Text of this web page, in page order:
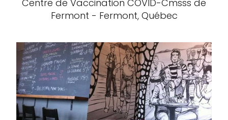
Centre de Vaccination COVID-Cmsss de
Fermont - Fermont, Québec